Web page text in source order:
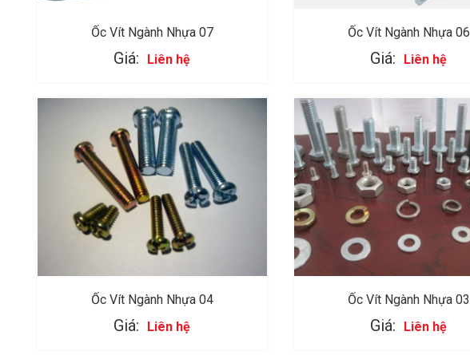
Ốc Vít Ngành Nhựa 07
Giá: Liên hệ
Ốc Vít Ngành Nhựa 06
Giá: Liên hệ
Ốc Vít Ngành Nhựa 04
Giá: Liên hệ
Ốc Vít Ngành Nhựa 03
Giá: Liên hệ